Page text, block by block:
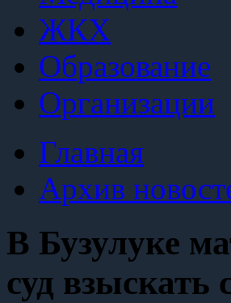
ЖКХ
Образование
Организации
Главная
Архив
В Бузулуке
суд взыскать